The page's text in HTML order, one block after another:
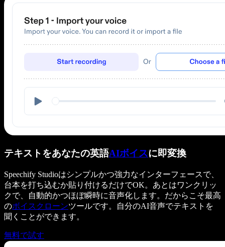
テキストをあなたの英語AIボイスに即変換
Speechify Studioはシンプルかつ強力なインターフェースで、
台本を打ち込むか貼り付けるだけでOK。あとはワンクリッ
クで、自動的かつほぼ瞬時に音声化します。だからこそ最高
のボイスクローンツールです。自分のAI音声でテキストを
聞くことができます。
無料で試す